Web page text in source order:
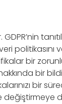
politikasını
bir
bir
bir
değiştirmeye